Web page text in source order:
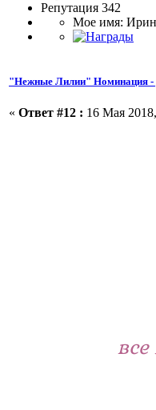
Репутация 342
Мое имя:
"Нежные Лилии" Номинация -
« Ответ #12 : 16 Мая